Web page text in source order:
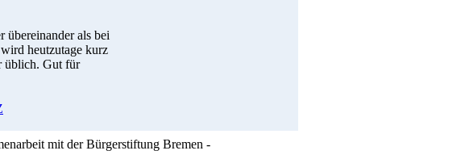
übereinander als bei
heutzutage kurz
üblich. Gut für
mit der Bürgerstiftung Bremen -